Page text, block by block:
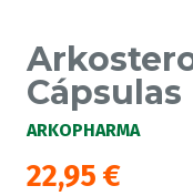
Cápsulas
ARKOPHARMA
22,95 €